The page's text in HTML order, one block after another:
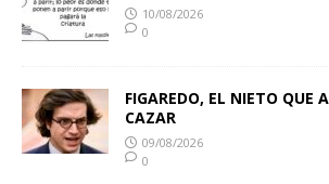
10/08/2026
0
FIGAREDO, EL NIETO QUE
CAZAR
09/08/2026
0